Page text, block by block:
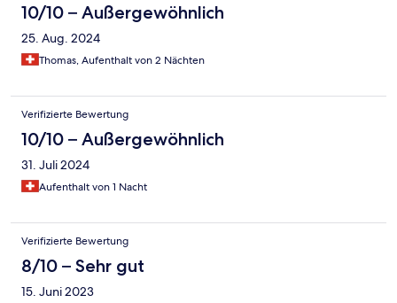
10/10 – Außergewöhnlich
25. Aug. 2024
Thomas, Aufenthalt von 2 Nächten
Verifizierte Bewertung
10/10 – Außergewöhnlich
31. Juli 2024
Aufenthalt von 1 Nacht
Verifizierte Bewertung
8/10 – Sehr gut
15. Juni 2023